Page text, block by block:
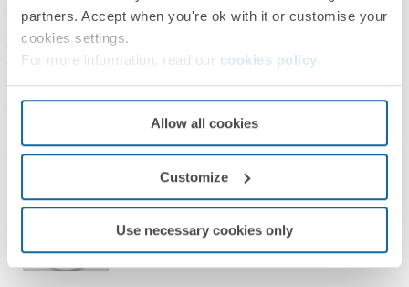
partners. Accept when you're ok with it or customise your
cookies settings.
For more information, read our cookies policy
Allow all cookies
Customize
Use necessary cookies only
8201432-096
Base de tomada schuko 16A 250~ com carregador USB A+A 2,1A
10,5W com tampa titânio Simon 82
Simon 82 Concept